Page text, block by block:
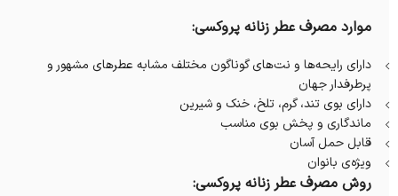
موارد مصرف عطر زنانه پروکسی:
دارای رایحه‌ها و نت‌های گوناگون مختلف مشابه عطرهای مشهور و
پرطرفدار جهان
دارای بوی تند، گرم، تلخ، خنک و شیرین
ماندگاری و پخش بوی مناسب
قابل حمل آسان
ویژه‌ی بانوان
روش مصرف عطر زنانه پروکسی: